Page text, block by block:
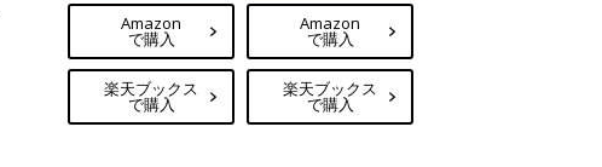
Amazon
で購入
楽天ブックス
で購入
Amazon
で購入
楽天ブックス
で購入